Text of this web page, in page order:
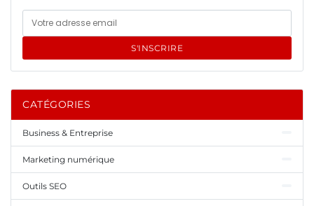
S'INSCRIRE
CATÉGORIES
Business & Entreprise
Marketing numérique
Outils SEO